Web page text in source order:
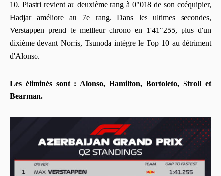
10. Piastri revient au deuxième rang à 0"018 de son coéquipier,
Hadjar améliore au 7e rang. Dans les ultimes secondes,
Verstappen prend le meilleur chrono en 1'41"255, plus d'un
dixième devant Norris, Tsunoda intègre le Top 10 au détriment
d'Alonso.
Les éliminés sont : Alonso, Hamilton, Bortoleto, Stroll et
Bearman.